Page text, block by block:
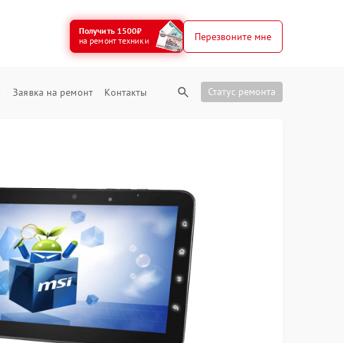
Получить 1500₽
на ремонт техники
Перезвоните мне
Заявка на ремонт Контакты Статус ремонта